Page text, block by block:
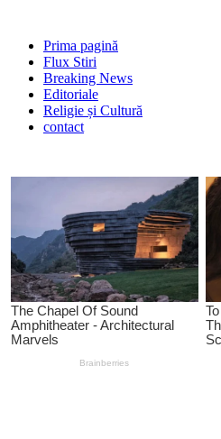
Prima pagină
Flux Stiri
Breaking News
Editoriale
Religie și Cultură
contact